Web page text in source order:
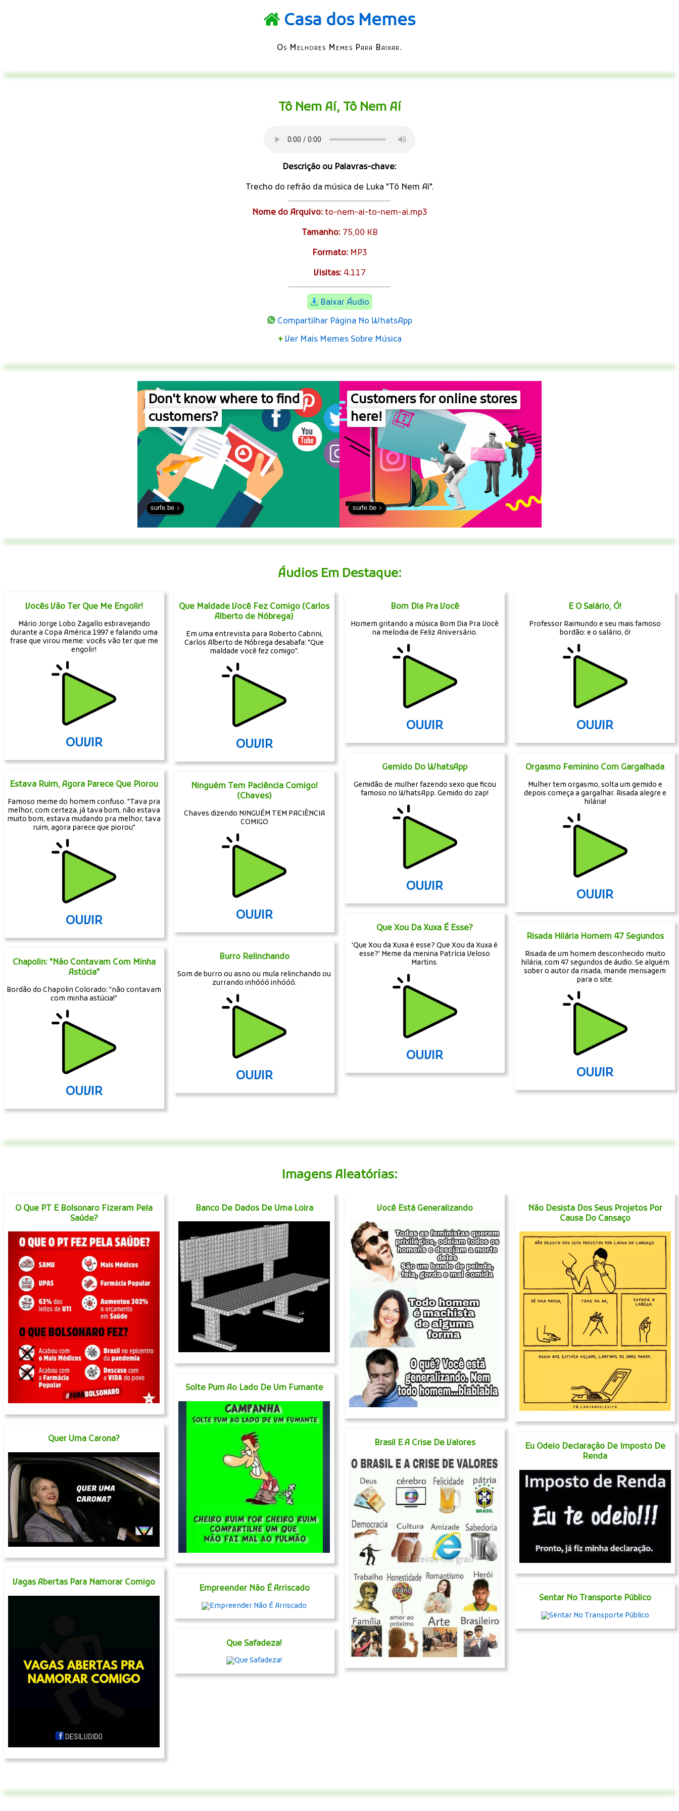
Casa dos Memes
Os Melhores Memes Para Baixar.
Tô Nem Aí, Tô Nem Aí
Descrição ou Palavras-chave:
Trecho do refrão da música de Luka "Tô Nem Aí".
Nome do Arquivo:to-nem-ai-to-nem-ai.mp3
Tamanho:75,00 KB
Formato:MP3
Visitas:4.117
Baixar Áudio
Compartilhar Página No WhatsApp
+ Ver Mais Memes Sobre Música
Don't know where to find
customers?
surfe.be
Customers for online stores
here!
surfe.be
Áudios Em Destaque:
Vocês Vão Ter Que Me Engolir!
Mário Jorge Lobo Zagallo esbravejando
durante a Copa América 1997 e falando uma
frase que virou meme: vocês vão ter que me
engolir!
OUVIR
Estava Ruim, Agora Parece Que Piorou
Famoso meme do homem confuso. "Tava pra
melhor, com certeza, já tava bom, não estava
muito bom, estava mudando pra melhor, tava
ruim, agora parece que piorou"
OUVIR
Chapolin: "Não Contavam Com Minha
Astúcia"
Bordão do Chapolin Colorado: "não contavam
com minha astúcia!"
OUVIR
Que Maldade Você Fez Comigo (Carlos
Alberto de Nóbrega)
Em uma entrevista para Roberto Cabrini,
Carlos Alberto de Nóbrega desabafa: "Que
maldade você fez comigo".
OUVIR
Ninguém Tem Paciência Comigo!
(Chaves)
Chaves dizendo NINGUÉM TEM PACIÊNCIA
COMIGO
OUVIR
Burro Relinchando
Som de burro ou asno ou mula relinchando ou
zurrando inhóóó inhóóó.
OUVIR
Bom Dia Pra Você
Homem gritando a música Bom Dia Pra Você
na melodia de Feliz Aniversário.
OUVIR
Gemido Do WhatsApp
Gemidão de mulher fazendo sexo que ficou
famoso no WhatsApp. Gemido do zap!
OUVIR
Que Xou Da Xuxa É Esse?
'Que Xou da Xuxa é esse? Que Xou da Xuxa é
esse?' Meme da menina Patrícia Veloso
Martins.
OUVIR
E O Salário, Ó!
Professor Raimundo e seu mais famoso
bordão: e o salário, ó!
OUVIR
Orgasmo Feminino Com Gargalhada
Mulher tem orgasmo, solta um gemido e
depois começa a gargalhar. Risada alegre e
hilária!
OUVIR
Risada Hilária Homem 47 Segundos
Risada de um homem desconhecido muito
hilária, com 47 segundos de áudio. Se alguém
sober o autor da risada, mande mensagem
para o site.
OUVIR
Imagens Aleatórias:
O Que PT E Bolsonaro Fizeram Pela
Saúde?
Quer Uma Carona?
Vagas Abertas Para Namorar Comigo
Banco De Dados De Uma Loira
Solte Pum Ao Lado De Um Fumante
Empreender Não É Arriscado
Que Safadeza!
Você Está Generalizando
Brasil E A Crise De Valores
Não Desista Dos Seus Projetos Por
Causa Do Cansaço
Eu Odeio Declaração De Imposto De
Renda
Sentar No Transporte Público